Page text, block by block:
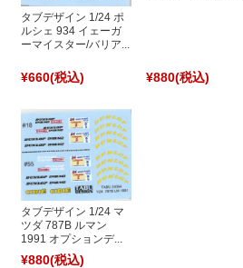
タブデザイン 1/24 ポ
ルシェ 934 イェーガ
ーマイスター/バリア...
¥660(税込) ¥880(税込)
タブデザイン 1/24 マ
ツダ 787B ルマン
1991 オプションデ...
¥880(税込)